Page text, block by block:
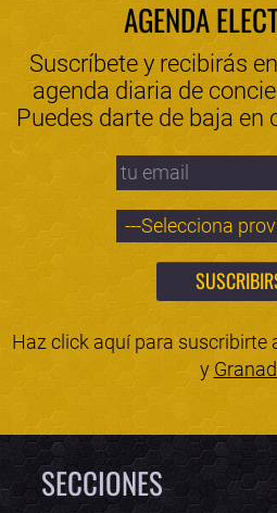
AGENDA
Suscríbete y recibirás
agenda diaria de
Puedes darte de baja
Haz click aquí para suscribirte
y
SECCIONES